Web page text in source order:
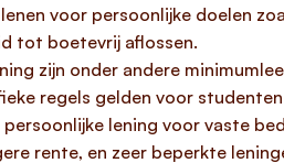
voor persoonlijke doelen
tot boetevrij aflossen.
zijn onder andere
regels gelden voor
persoonlijke lening voor vaste
rente, en zeer beperkte